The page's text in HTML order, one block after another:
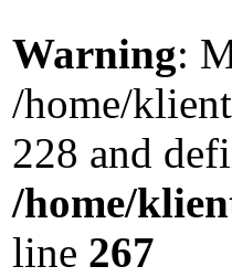
Warning:
/home/
228 and
/home/
line 267